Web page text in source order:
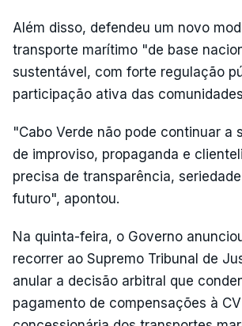
Além disso, defendeu um novo
transporte marítimo "de base
sustentável, com forte regulação
participação ativa das
"Cabo Verde não pode continuar a
de improviso, propaganda e
precisa de transparência,
futuro", apontou.
Na quinta-feira, o Governo
recorrer ao Supremo Tribunal de
anular a decisão arbitral que
pagamento de compensações à